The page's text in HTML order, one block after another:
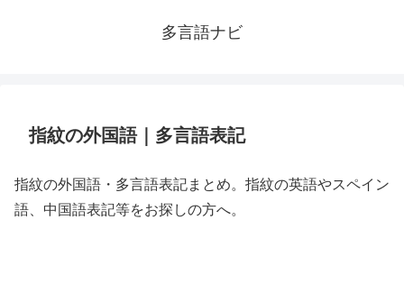
多言語ナビ
指紋の外国語｜多言語表記
指紋の外国語・多言語表記まとめ。指紋の英語やスペイン
語、中国語表記等をお探しの方へ。